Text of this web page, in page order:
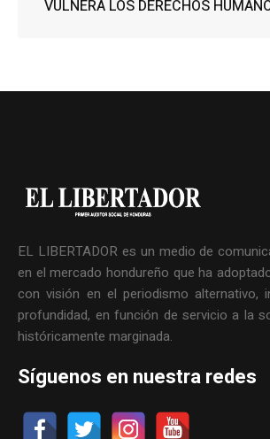
VULNERA LOS DERECHOS
EL LIBERTADOR es un medio de
en el mercado hondureño que ha
con visión en el periodismo alternativo,
profundidad, en función de servicio a la
históricamente marginada.
Síguenos en nuestra redes